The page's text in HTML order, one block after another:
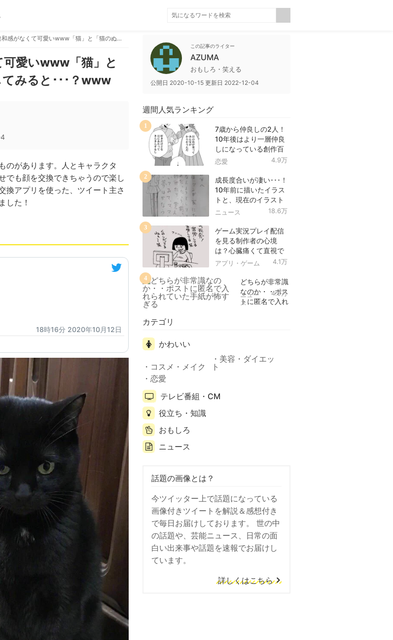
どっちもあまり違和感がなくて可愛いwww「猫」と「猫のぬいぐるみ」を顔交換してみると･･･？www
愛いwww「猫」と
てみると･･･？www
のがあります。人とキャラクタ
でも顔を交換できちゃうので楽し
換アプリを使った、ツイート主さ
した！
18時16分 2020年10月12日
この記事のライター
AZUMA
おもしろ・笑える
公開日 2020-10-15 更新日 2022-12-04
週間人気ランキング
7歳から仲良しの2人！
10年後はより一層仲良
しになっている創作百
合！
恋愛 4.9万
1
成長度合いが凄い･･･！
10年前に描いたイラス
トと、現在のイラスト
を投稿したツイートが
ニュース 18.6万
2
ゲーム実況プレイ配信
を見る制作者の心境
は？心臓痛くて直視で
きなかった！
アプリ・ゲーム 4.1万
3
どちらが非常識
なのか・・ポス
トに匿名で入れ
ニュー
ス
4.9万
4
カテゴリ
かわいい
コスメ・メイク
美容・ダイエッ
ト
恋愛
テレビ番組・CM
役立ち・知識
おもしろ
ニュース
話題の画像とは？
今ツイッター上で話題になっている
画像付きツイートを解説＆感想付き
で毎日お届けしております。 世の中
の話題や、芸能ニュース、日常の面
白い出来事や話題を速報でお届けし
ています。
詳しくはこちら